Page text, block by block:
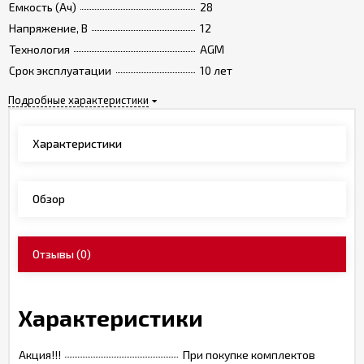
Емкость (Ач)
28
Напряжение, В
12
Технология
AGM
Срок эксплуатации
10 лет
Подробные характеристики
Характеристики
Обзор
Отзывы(0)
Характеристики
Акция!!!
При покупке комплектов